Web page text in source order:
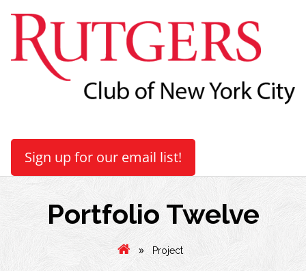
Sign up for our email list!
Portfolio Twelve
» Project